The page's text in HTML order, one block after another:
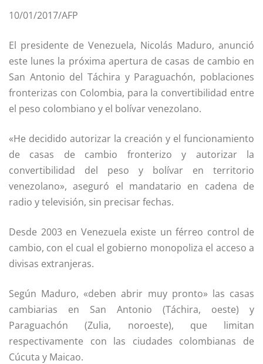
10/01/2017/AFP
El presidente de Venezuela, Nicolás Maduro, anunció
este lunes la próxima apertura de casas de cambio en
San Antonio del Táchira y Paraguachón, poblaciones
fronterizas con Colombia, para la convertibilidad entre
el peso colombiano y el bolívar venezolano.
«He decidido autorizar la creación y el funcionamiento
de casas de cambio fronterizo y autorizar la
convertibilidad del peso y bolívar en territorio
venezolano», aseguró el mandatario en cadena de
radio y televisión, sin precisar fechas.
Desde 2003 en Venezuela existe un férreo control de
cambio, con el cual el gobierno monopoliza el acceso a
divisas extranjeras.
Según Maduro, «deben abrir muy pronto» las casas
cambiarias en San Antonio (Táchira, oeste) y
Paraguachón (Zulia, noroeste), que limitan
respectivamente con las ciudades colombianas de
Cúcuta y Maicao.